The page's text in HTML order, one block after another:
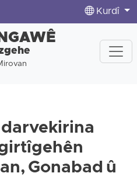
Kurdî
Gonabad û